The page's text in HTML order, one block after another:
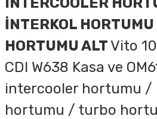
İNTERKOL
HORTUMU ALTVito
CDI W638 Kasa ve
intercooler hortumu /
hortumu / turbo